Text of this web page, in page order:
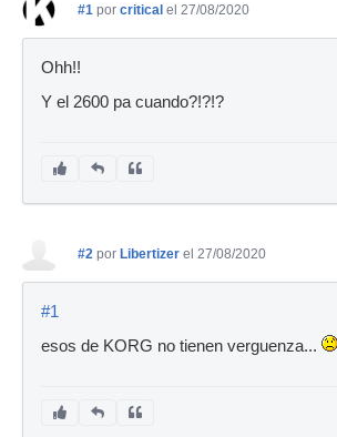
#1 por critical el 27/08/2020
Ohh!!
Y el 2600 pa cuando?!?!?
#2 por Libertizer el 27/08/2020
#1
esos de KORG no tienen verguenza...